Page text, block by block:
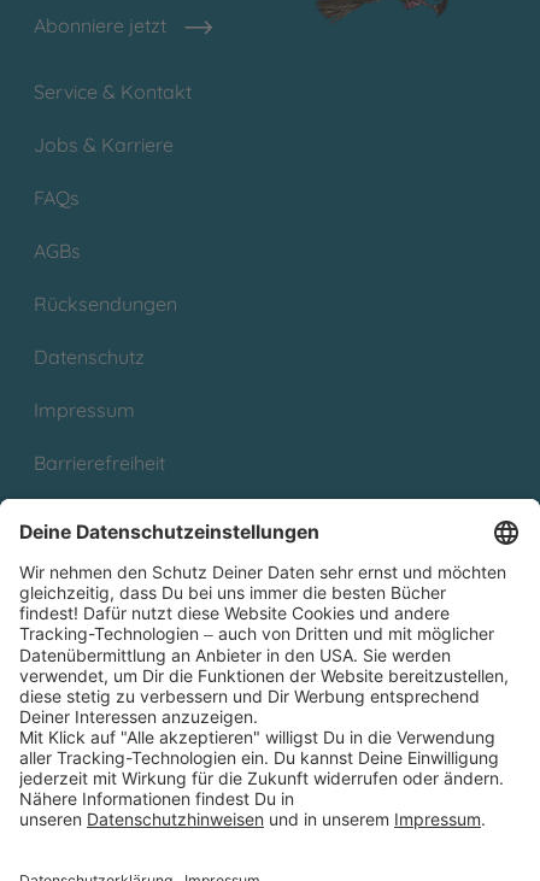
Abonniere jetzt
Service & Kontakt
Jobs & Karriere
FAQs
AGBs
Rücksendungen
Datenschutz
Impressum
Barrierefreiheit
Partnerprogramm (Affiliate)
Folge uns auf
* Versandkostenfrei ab 9,00 € Bestellwert innerhalb
Deutschlands
** Lieferzeit 1-3 Werktage innerhalb Deutschlands